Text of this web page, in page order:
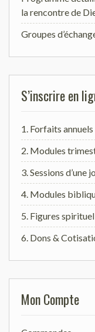
la rencontre de
Groupes
S’inscrire en
1. Forfaits annuels
2. Modules
3. Sessions d’une
4. Modules
5. Figures
6. Dons &
Mon Compte